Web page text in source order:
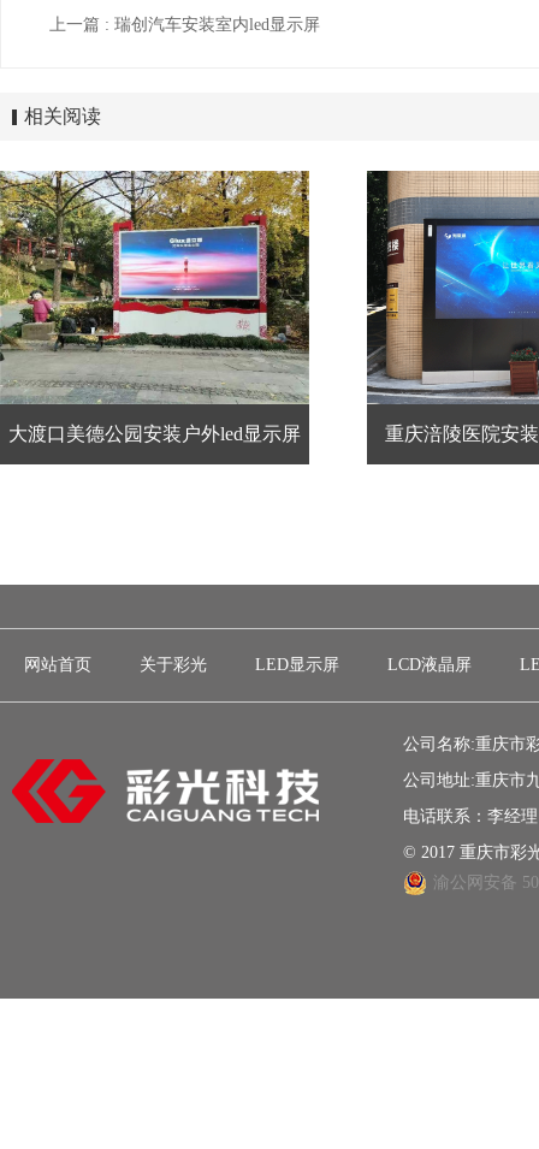
上一篇 : 瑞创汽车安装室内led显示屏
相关阅读
大渡口美德公园安装户外led显示屏 重庆涪陵医院安
网站首页 关于彩光 LED显示屏 LCD液晶屏
公司名称:重庆市
公司地址:重庆市
电话联系：李经
© 2017 重庆市彩
渝公网安备